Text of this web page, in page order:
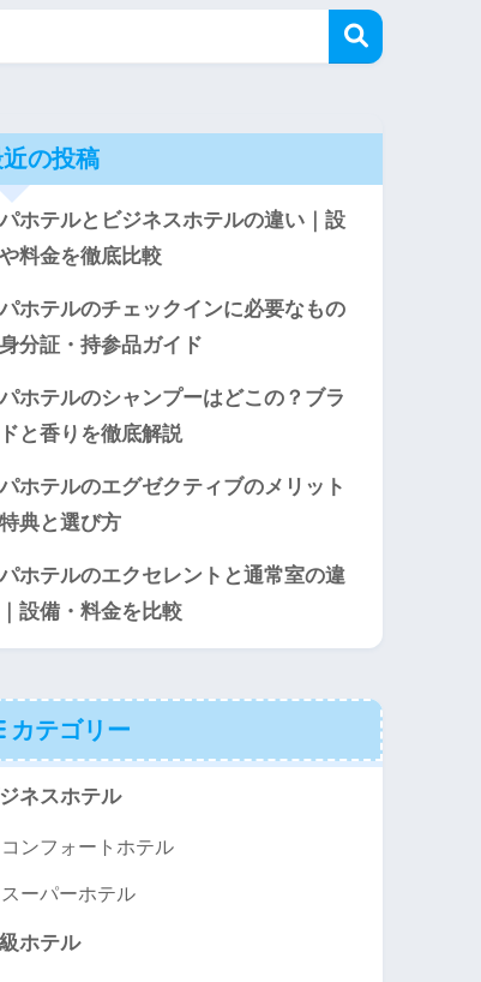
の投稿
ホテルとビジネスホテルの違い｜設
料金を徹底比較
ホテルのチェックインに必要なもの
身分証・持参品ガイド
ホテルのシャンプーはどこの？ブラ
と香りを徹底解説
ホテルのエグゼクティブのメリット
特典と選び方
ホテルのエクセレントと通常室の違
設備・料金を比較
カテゴリー
ネスホテル
コンフォートホテル
スーパーホテル
ホテル